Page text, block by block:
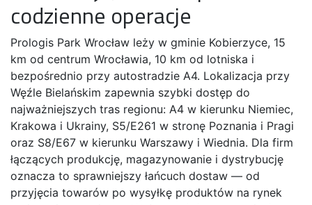
codzienne operacje
Prologis Park Wrocław leży w gminie Kobierzyce, 15
km od centrum Wrocławia, 10 km od lotniska i
bezpośrednio przy autostradzie A4. Lokalizacja przy
Węźle Bielańskim zapewnia szybki dostęp do
najważniejszych tras regionu: A4 w kierunku Niemiec,
Krakowa i Ukrainy, S5/E261 w stronę Poznania i Pragi
oraz S8/E67 w kierunku Warszawy i Wiednia. Dla firm
łączących produkcję, magazynowanie i dystrybucję
oznacza to sprawniejszy łańcuch dostaw — od
przyjęcia towarów po wysyłkę produktów na rynek